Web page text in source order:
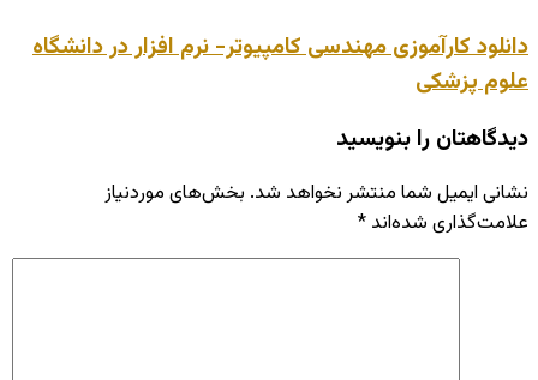
دانلود کارآموزی مهندسی کامپیوتر- نرم افزار در دانشگاه
علوم پزشکی
دیدگاهتان را بنویسید
نشانی ایمیل شما منتشر نخواهد شد. بخش‌های موردنیاز
علامت‌گذاری شده‌اند *